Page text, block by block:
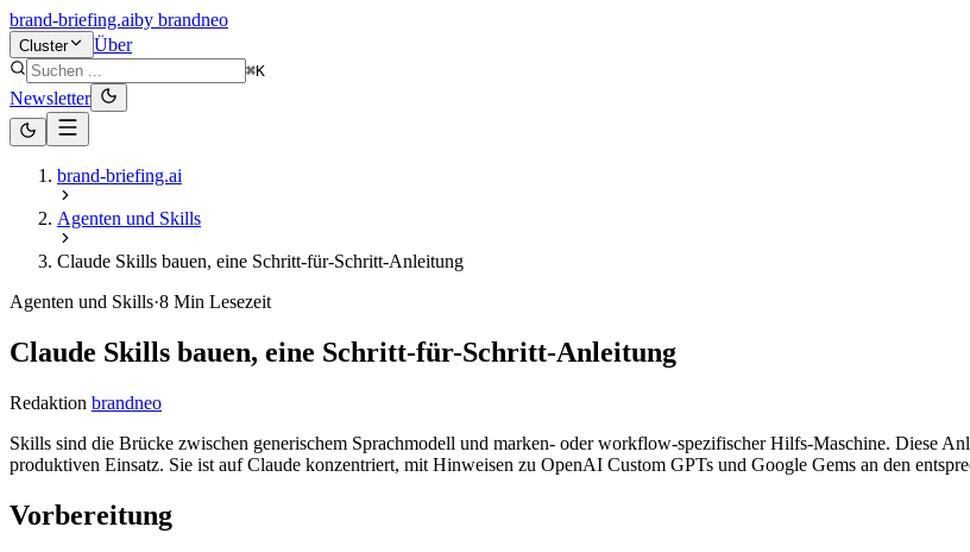
brand-briefing.aiby brandneo
Cluster Über
⌘K
Newsletter
brand-briefing.ai
Agenten und Skills
Claude Skills bauen, eine Schritt-für-Schritt-Anleitung
Agenten und Skills·8 Min Lesezeit
Claude Skills bauen, eine Schritt-für-Schritt-Anleitung
Redaktion brandneo
Skills sind die Brücke zwischen generischem Sprachmodell und marken- oder workflow-spezifischer Hilfs-Maschine. Diese
produktiven Einsatz. Sie ist auf Claude konzentriert, mit Hinweisen zu OpenAI Custom GPTs und Google Gems an den
Vorbereitung